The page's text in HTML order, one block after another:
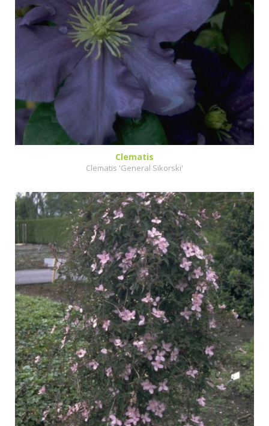
Clematis
Clematis 'General Sikorski'